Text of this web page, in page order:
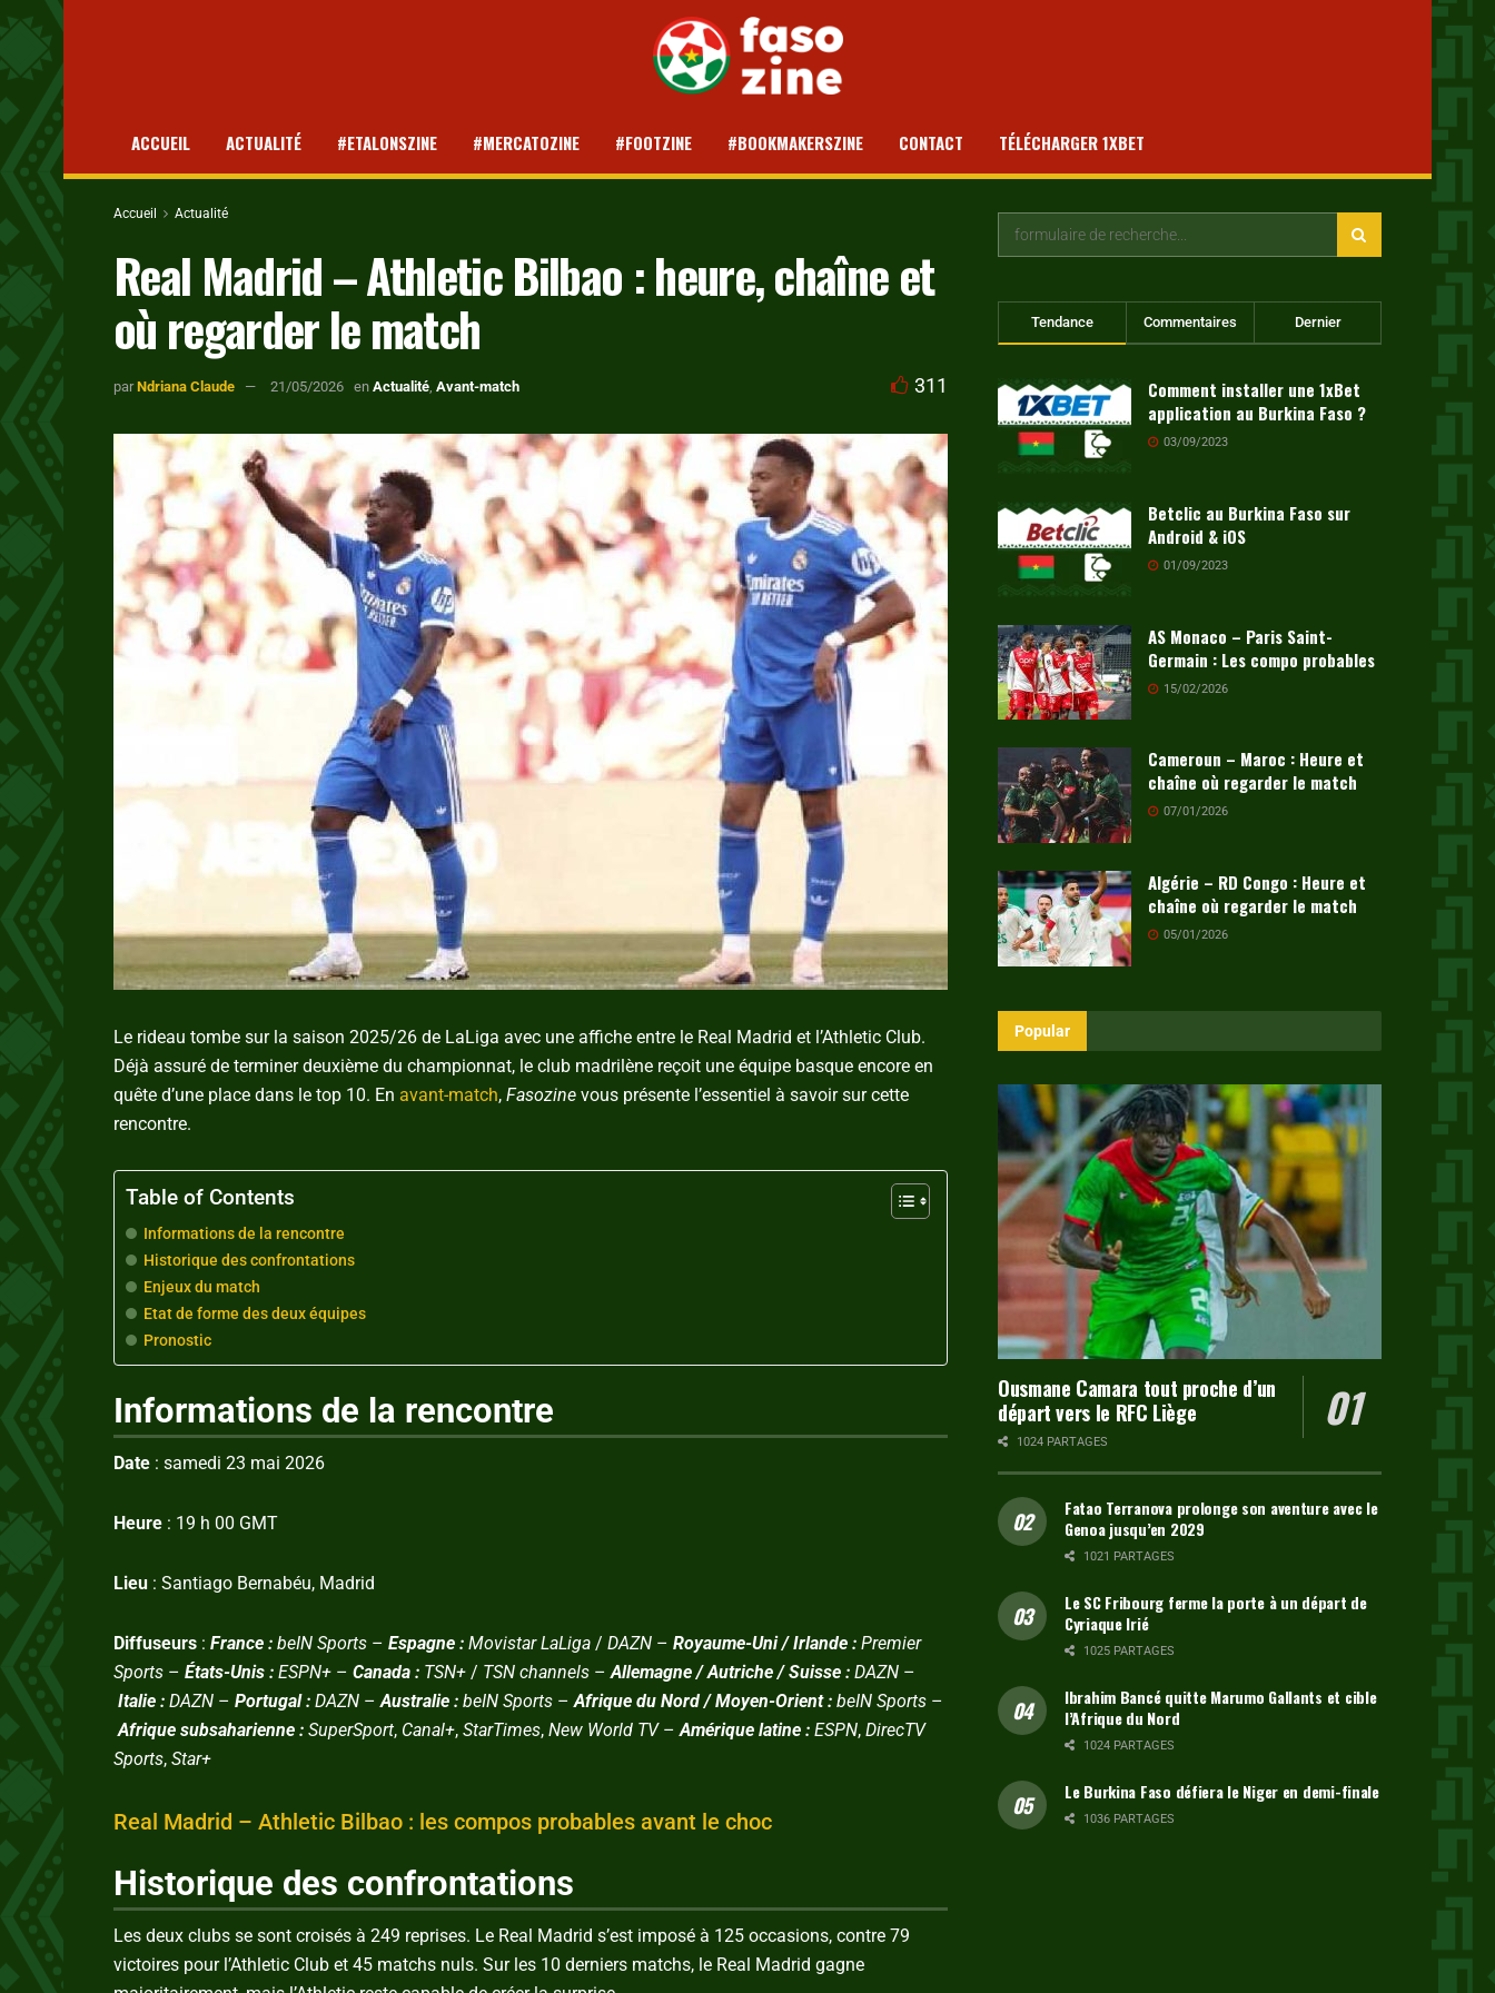
ACCUEIL ACTUALITÉ #ETALONSZINE #MERCATOZINE #FOOTZINE #BOOKMAKERSZINE CONTACT TÉLÉCHARGER 1XBET
Accueil Actualité
Real Madrid – Athletic Bilbao : heure, chaîne et
où regarder le match
par Ndriana Claude 21/05/2026 en Actualité Avant-match 311
Le rideau tombe sur la saison 2025/26 de LaLiga avec une affiche entre le Real Madrid et l’Athletic Club.
Déjà assuré de terminer deuxième du championnat, le club madrilène reçoit une équipe basque encore en
quête d’une place dans le top 10. En avant-match, Fasozine vous présente l’essentiel à savoir sur cette
rencontre.
Table of Contents
Informations de la rencontre
Historique des confrontations
Enjeux du match
Etat de forme des deux équipes
Pronostic
Informations de la rencontre
Date : samedi 23 mai 2026
Heure : 19 h 00 GMT
Lieu : Santiago Bernabéu, Madrid
Diffuseurs : France : beIN Sports – Espagne : Movistar LaLiga / DAZN – Royaume-Uni / Irlande : Premier
Sports – États-Unis : ESPN+ – Canada : TSN+ / TSN channels – Allemagne / Autriche / Suisse : DAZN –
Italie : DAZN – Portugal : DAZN – Australie : beIN Sports – Afrique du Nord / Moyen-Orient : beIN Sports –
Afrique subsaharienne : SuperSport, Canal+, StarTimes, New World TV– Amérique latine : ESPN, DirecTV
Sports, Star+
Real Madrid – Athletic Bilbao : les compos probables avant le choc
Historique des confrontations
Les deux clubs se sont croisés à 249 reprises. Le Real Madrid s’est imposé à 125 occasions, contre 79
victoires pour l’Athletic Club et 45 matchs nuls. Sur les 10 derniers matchs, le Real Madrid gagne
Tendance Commentaires Dernier
Comment installer une 1xBet
application au Burkina Faso ?
03/09/2023
Betclic au Burkina Faso sur
Android & iOS
01/09/2023
AS Monaco – Paris Saint-
Germain : Les compo probables
15/02/2026
Cameroun – Maroc : Heure et
chaîne où regarder le match
07/01/2026
Algérie – RD Congo : Heure et
chaîne où regarder le match
05/01/2026
Popular
Ousmane Camara tout proche d’un
départ vers le RFC Liège
1024 PARTAGES
Fatao Terranova prolonge son aventure avec le
Genoa jusqu’en 2029
1021 PARTAGES
Le SC Fribourg ferme la porte à un départ de
Cyriaque Irié
1025 PARTAGES
Ibrahim Bancé quitte Marumo Gallants et cible
l’Afrique du Nord
1024 PARTAGES
Le Burkina Faso défiera le Niger en demi-finale
1036 PARTAGES